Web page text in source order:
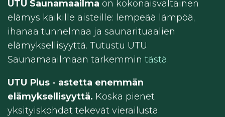
UTU Saunamaailma on kokonaisvaltainen
elämys kaikille aisteille: lempeää lämpöä,
ihanaa tunnelmaa ja saunarituaalien
elämyksellisyyttä. Tutustu UTU
Saunamaailmaan tarkemmin tästä.
UTU Plus - astetta enemmän
elämyksellisyyttä. Koska pienet
yksityiskohdat tekevät vierailusta